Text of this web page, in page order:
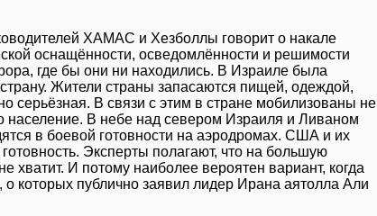
ХАМАС и Хезболлы говорит о накале
оснащённости, осведомлённости и решимости
где бы они ни находились. В Израиле была
Жители страны запасаются пищей, одеждой,
серьёзная. В связи с этим в стране мобилизованы не
В небе над севером Израиля и Ливаном
в боевой готовности на аэродромах. США и их
Эксперты полагают, что на большую
хватит. И потому наиболее вероятен вариант, когда
которых публично заявил лидер Ирана аятолла Али